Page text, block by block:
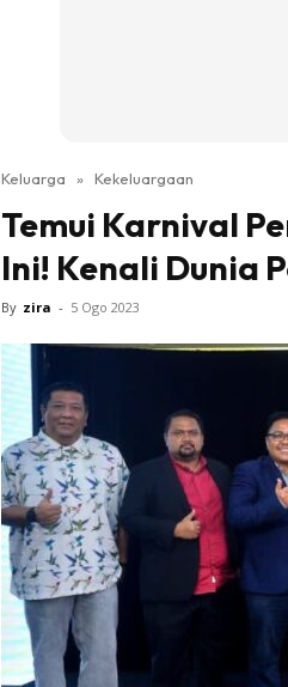
Keluarga » Kekeluargaan
Temui Karnival
Ini! Kenali Dunia
By zira - 5 Ogo 2023